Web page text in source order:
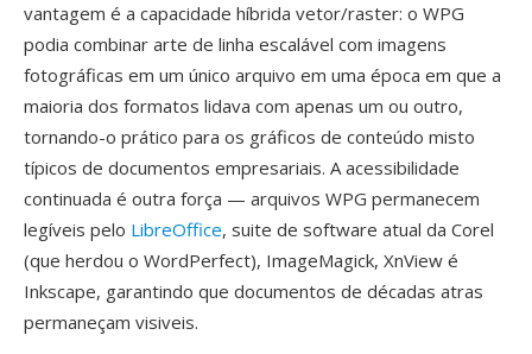
vantagem é a capacidade híbrida vetor/raster: o WPG
podia combinar arte de linha escalável com imagens
fotográficas em um único arquivo em uma época em que a
maioria dos formatos lidava com apenas um ou outro,
tornando-o prático para os gráficos de conteúdo misto
típicos de documentos empresariais. A acessibilidade
continuada é outra força — arquivos WPG permanecem
legíveis pelo LibreOffice, suite de software atual da Corel
(que herdou o WordPerfect), ImageMagick, XnView é
Inkscape, garantindo que documentos de décadas atras
permaneçam visiveis.